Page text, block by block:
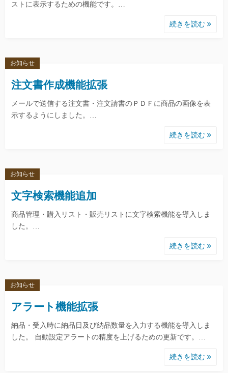
ストに表示するための機能です。…
続きを読む
注文書作成機能拡張
メールで送信する注文書・注文請書のＰＤＦに商品の画像を表
示するようにしました。…
続きを読む
お知らせ
文字検索機能追加
商品管理・購入リスト・販売リストに文字検索機能を導入しま
した。…
続きを読む
お知らせ
アラート機能拡張
納品・受入時に納品日及び納品数量を入力する機能を導入しま
した。 自動設定アラートの精度を上げるための更新です。…
続きを読む
お知らせ